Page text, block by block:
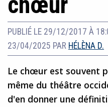
PUBLIÉ LE 29/12/2017 À
23/04/2025 PAR HÉLÈNA D.
Le chœur est souvent
même du théâtre
d'en donner une